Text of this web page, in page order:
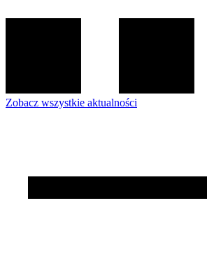
Zobacz wszystkie aktualności